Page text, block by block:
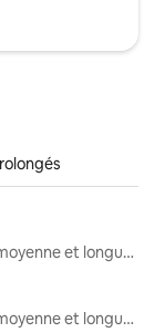
Locations moyenne et longue durée
Locations moyenne et longue durée